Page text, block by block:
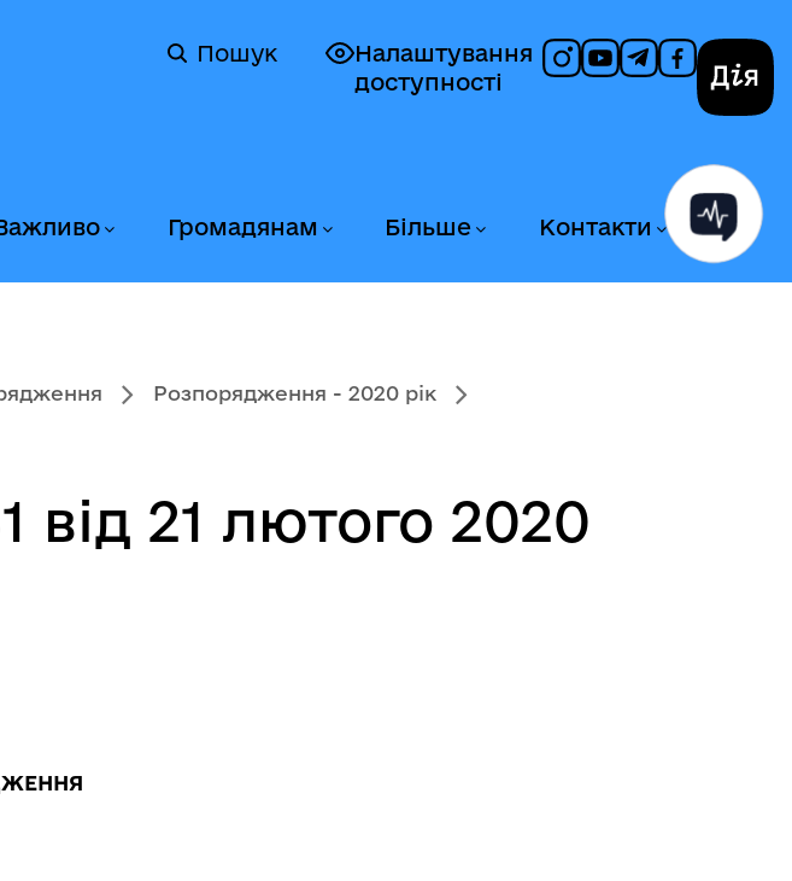
Налаштування
доступності
Пошук
Громадянам Більше Контакти
Розпорядження - 2020 рік
21 лютого 2020